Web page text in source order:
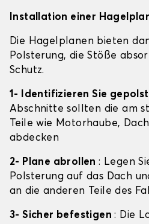
Installation einer
Die Hagelplanen bieten
Polsterung, die Stöße
Schutz.
1- Identifizieren Sie
Abschnitte sollten die am
Teile wie Motorhaube,
abdecken
2- Plane abrollen: Legen
Polsterung auf das Dach
an die anderen Teile des
3- Sicher befestigen: Die